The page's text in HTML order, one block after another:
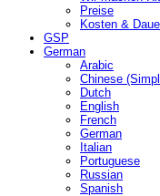
Preise
Kosten &
GSP
German
Arabic
Chinese
Dutch
English
French
German
Italian
Portuguese
Russian
Spanish